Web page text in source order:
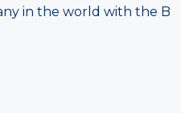
in the world with the B